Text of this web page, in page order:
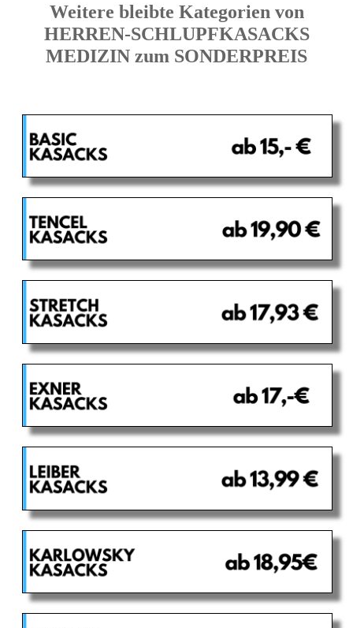
Weitere bleibte Kategorien von
HERREN-SCHLUPFKASACKS
MEDIZIN zum SONDERPREIS